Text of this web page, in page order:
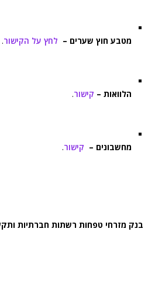
מטבע חוץ שערים – לחץ על הקישור.
הלוואות – קישור.
מחשבונים – קישור.
בנק מזרחי טפחות רשתות חברתיות